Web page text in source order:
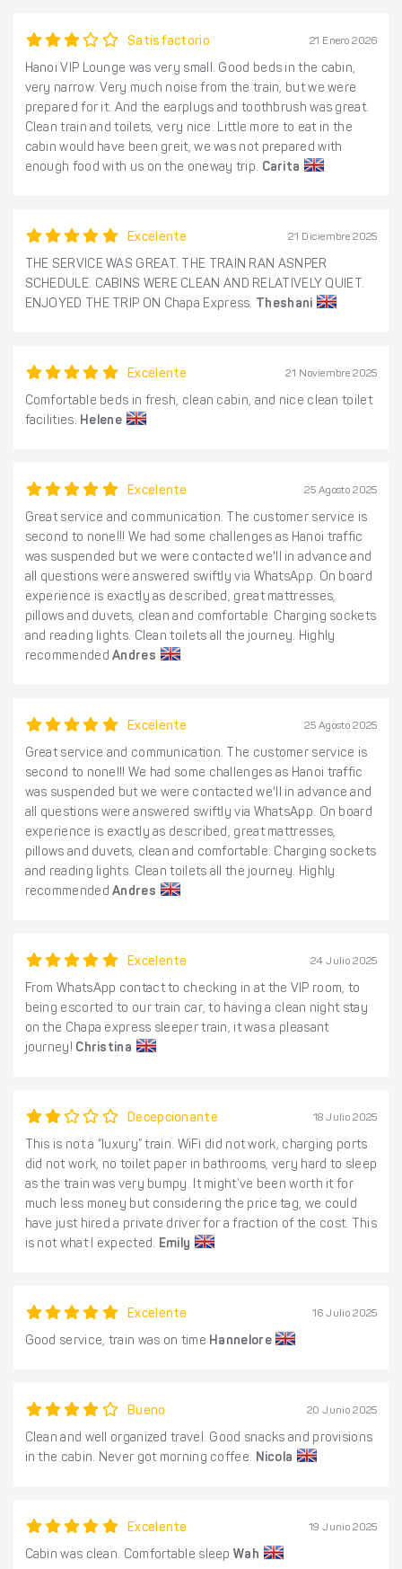
Satisfactorio 21 Enero 2026
Hanoi VIP Lounge was very small. Good beds in the cabin,
very narrow. Very much noise from the train, but we were
prepared for it. And the earplugs and toothbrush was great.
Clean train and toilets, very nice. Little more to eat in the
cabin would have been greit, we was not prepared with
enough food with us on the oneway trip. Carita
Excelente 21 Diciembre 2025
THE SERVICE WAS GREAT. THE TRAIN RAN ASNPER
SCHEDULE. CABINS WERE CLEAN AND RELATIVELY QUIET.
ENJOYED THE TRIP ON Chapa Express.
Theshani
Excelente 21 Noviembre 2025
Comfortable beds in fresh, clean cabin, and nice clean toilet
facilities. Helene
Excelente 25 Agosto 2025
Great service and communication. The customer service is
second to none!!! We had some challenges as Hanoi traffic
was suspended but we were contacted we'll in advance and
all questions were answered swiftly via WhatsApp. On board
experience is exactly as described, great mattresses,
pillows and duvets, clean and comfortable. Charging sockets
and reading lights. Clean toilets all the journey. Highly
recommendedAndres
Excelente 25 Agosto 2025
Great service and communication. The customer service is
second to none!!! We had some challenges as Hanoi traffic
was suspended but we were contacted we'll in advance and
all questions were answered swiftly via WhatsApp. On board
experience is exactly as described, great mattresses,
pillows and duvets, clean and comfortable. Charging sockets
and reading lights. Clean toilets all the journey. Highly
recommendedAndres
Excelente 24 Julio 2025
From WhatsApp contact to checking in at the VIP room, to
being escorted to our train car, to having a clean night stay
on the Chapa express sleeper train, it was a pleasant
journey! Christina
Decepcionante 18 Julio 2025
This is not a “luxury” train. WiFi did not work, charging ports
did not work, no toilet paper in bathrooms, very hard to sleep
as the train was very bumpy. It might’ve been worth it for
much less money but considering the price tag, we could
have just hired a private driver for a fraction of the cost. This
is not what I expected. Emily
Excelente 16 Julio 2025
Good service, train was on time Hannelore
Bueno 20 Junio 2025
Clean and well organized travel. Good snacks and provisions
in the cabin. Never got morning coffee. Nicola
Excelente 19 Junio 2025
Cabin was clean. Comfortable sleepWah